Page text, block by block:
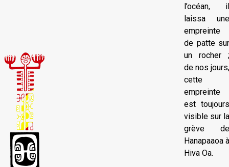
l’océan, il
laissa une
empreinte
de patte sur
un rocher ;
de nos jours,
cette
empreinte
est toujours
visible sur la
grève de
Hanapaaoa à
Hiva Oa.